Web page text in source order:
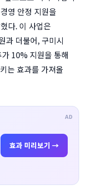
영 안정 지원을
다. 이 사업은
과 더불어, 구미시
10% 지원을 통해
는 효과를 가져올
AD
효과 미리보기 →